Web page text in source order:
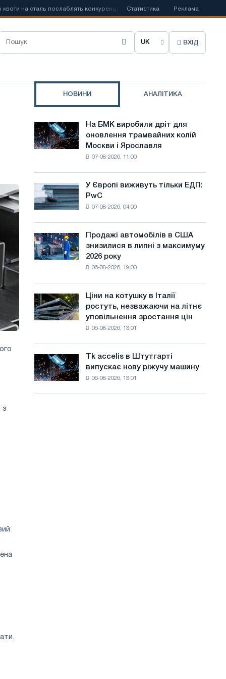
на сталь послаблять конкуренцію в Сполученому Королівстві
Статистика Реклама
О
р
и
м
в
а
й
т
у
ВХІД
з
НОВИНИ АНАЛІТИКА
На
БМК
виробили
трамвайних
колій
і
Ярославля
На БМК виробили дріт для
оновлення трамвайних колій
Москви і Ярославля
07-08-2026, 11:00
Європі
виживуть
PwC
У Європі виживуть тільки ЕДП:
PwC
07-08-2026, 04:00
Продажі
автомобілів
в
липні
з
року
Продажі автомобілів в США
знизилися в липні з максимуму
2026 року
06-08-2026, 19:00
Ціни
на
котушку
незважаючи
на
уповільнення
Ціни на котушку в Італії
ростуть, незважаючи на літнє
уповільнення зростання цін
06-08-2026, 13:01
Tk
accelis
в
Tk accelis в Штутгарті
випускає нову ріжучу машину
06-08-2026, 13:01